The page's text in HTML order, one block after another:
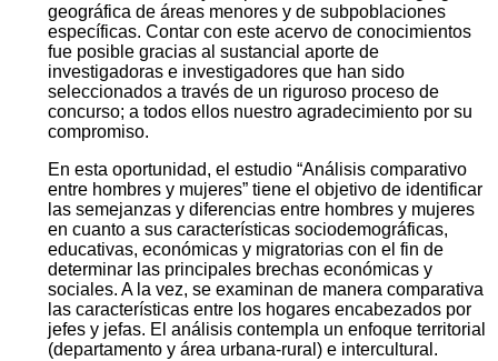
geográfica de áreas menores y de subpoblaciones
específicas. Contar con este acervo de conocimientos
fue posible gracias al sustancial aporte de
investigadoras e investigadores que han sido
seleccionados a través de un riguroso proceso de
concurso; a todos ellos nuestro agradecimiento por su
compromiso.
En esta oportunidad, el estudio “Análisis comparativo
entre hombres y mujeres” tiene el objetivo de identificar
las semejanzas y diferencias entre hombres y mujeres
en cuanto a sus características sociodemográficas,
educativas, económicas y migratorias con el fin de
determinar las principales brechas económicas y
sociales. A la vez, se examinan de manera comparativa
las características entre los hogares encabezados por
jefes y jefas. El análisis contempla un enfoque territorial
(departamento y área urbana-rural) e intercultural.